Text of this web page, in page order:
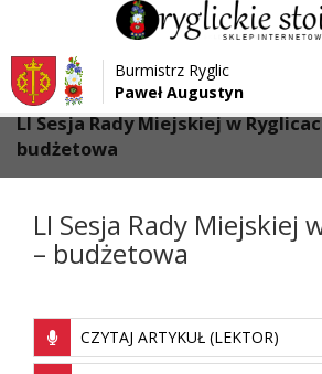
Przejdź do menu
Przejdź do głównej treści strony
Przejdź do stopki strony
Burmistrz Ryglic
Paweł Augustyn
Strona główna > Aktualności
LI Sesja Rady Miejskiej w
budżetowa
LI Sesja Rady Miejskiej
– budżetowa
CZYTAJ ARTYKUŁ (LEKTOR)